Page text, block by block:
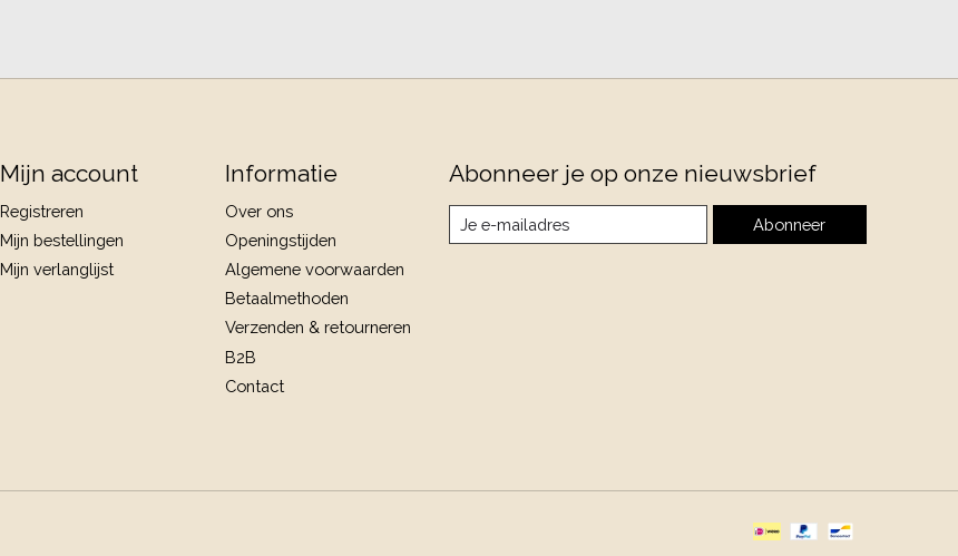
Mijn account
Registreren
Mijn bestellingen
Mijn verlanglijst
Informatie
Over ons
Openingstijden
Algemene voorwaarden
Betaalmethoden
Verzenden & retourneren
B2B
Contact
Abonneer je op onze nieuwsbrief
Abonneer